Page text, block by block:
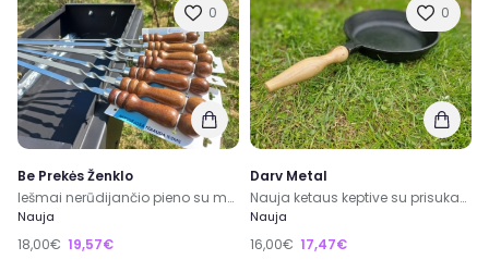
0
Be Prekės Ženklo
Iešmai nerūdijančio pieno su medinė rankena 450x12x3 mm 5 vnt.
Nauja
18,00€ 19,57€
0
Darv Metal
Nauja ketaus keptive su prisukama medinė rankena 22 cm
Nauja
16,00€ 17,47€